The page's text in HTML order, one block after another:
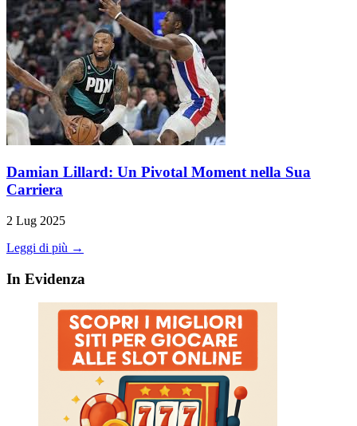
Damian Lillard: Un Pivotal Moment nella Sua
Carriera
2 Lug 2025
Leggi di più →
In Evidenza